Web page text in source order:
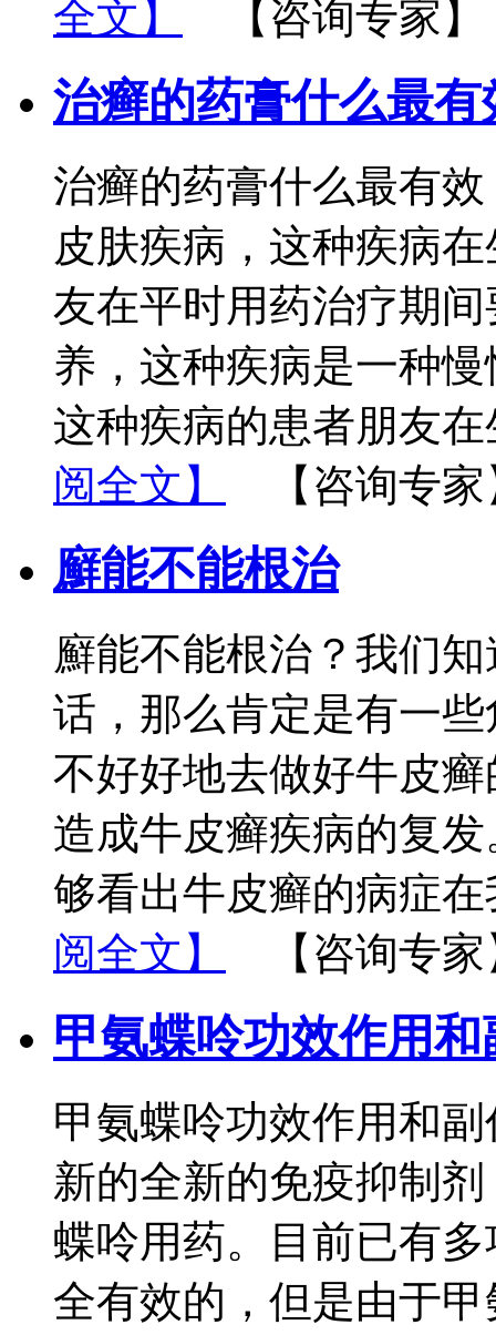
全文】 【咨询专家】
治癣的药膏什么最有
治癣的药膏什么最有
皮肤疾病，这种疾病
友在平时用药治疗期
养，这种疾病是一种
这种疾病的患者朋友
阅全文】
【咨询专
廯能不能根治
廯能不能根治？我们
话，那么肯定是有一
不好好地去做好牛皮
造成牛皮癣疾病的复
够看出牛皮癣的病症
阅全文】
【咨询专
甲氨蝶呤功效作用和
甲氨蝶呤功效作用和
新的全新的免疫抑制
蝶呤用药。目前已有
全有效的，但是由于